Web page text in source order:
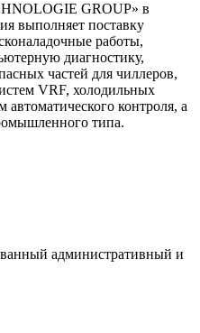
GROUP» в
выполняет поставку
работы,
диагностику,
частей для чиллеров,
VRF, холодильных
автоматического контроля, а
типа.
административный и